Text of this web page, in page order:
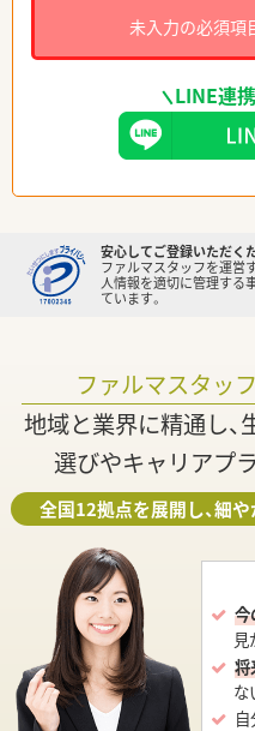
未入力の必須項
LINE連
安心してご登録いただく
ファルマスタッフを運営
人情報を適切に管理する
ています。
ファルマスタッ
地域と業界に精通し
選びやキャリアプ
全国12拠点を展開し、細
今
見
将
な